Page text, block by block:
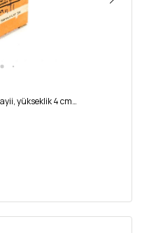
yükseklik 4 cm…